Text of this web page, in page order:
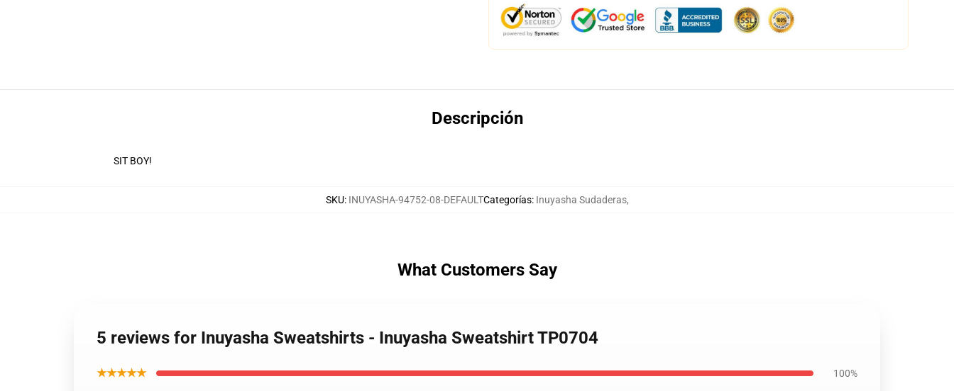
Descripción
SIT BOY!
SKU: INUYASHA-94752-08-DEFAULTCategorías: Inuyasha Sudaderas,
What Customers Say
5 reviews for Inuyasha Sweatshirts - Inuyasha Sweatshirt TP0704
★★★★★ 100%